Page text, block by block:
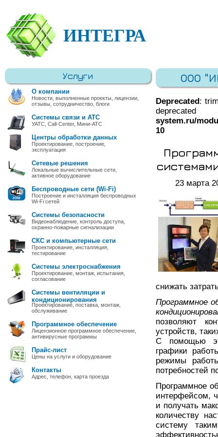
ИНТЕГРА
Услуги
О компании
Новости, выполненные проекты, лицензии,
отзывы, сотрудничество, блоги
Системы связи и АТС
УАТС, Call-Center, Мини-АТС
Центры обработки данных
Проектирование, построение,
эксплуатация
Сетевые решения
Локальные вычислительные сети,
активное оборудование
Беспроводные сети (Wi-Fi)
Построение и инсталляция беспроводных
Wi-Fi сетей
Системы безопасности
Видеонаблюдение, контроль доступа,
охранно-пожарные сигнализации
СКС и компьютерные сети
Проектирование, инсталляция,
тестирование
Системы электроснабжения
Проектирование, монтаж, испытания,
согласование
Системы вентиляции и
кондиционирования
Проектирование, поставка, монтаж,
обслуживание
Программное обеспечение
Лицензионное программное обеспечение,
антивирусные программы
Прайс-лист
Цены на услуги и оборудование
Контакты
Адрес, телефон, карта проезда
ООО
Deprecated:
system.ru/
10
23 марта
снижать
Программное
позволяют
устройств,
С помощью
графики
режимы
потребностей
Программное
интерфейсом,
и получать
количеству
систему